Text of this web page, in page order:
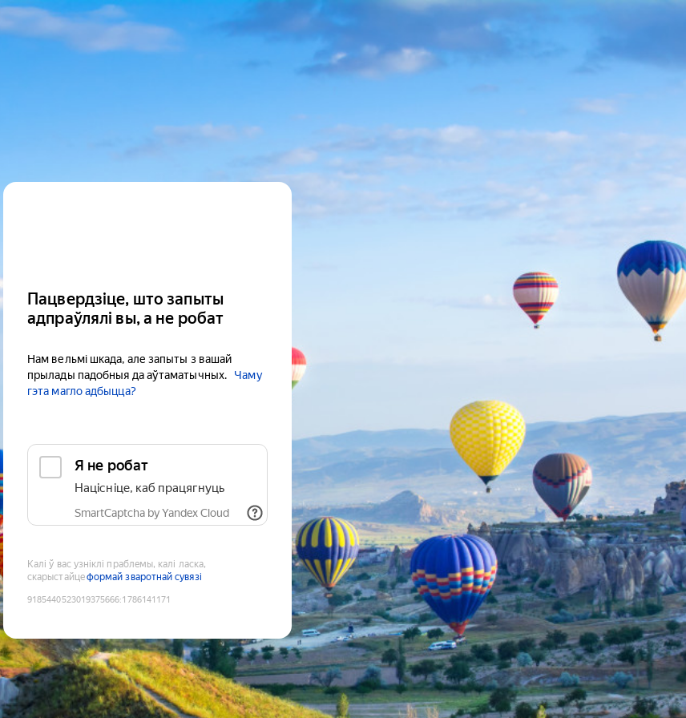
Пацвердзіце, што запыты
адпраўлялі вы, а не робат
Нам вельмі шкада, але запыты з вашай
прылады падобныя да аўтаматычных.
Чаму
гэта магло адбыцца?
Я не робат
Націсніце, каб працягнуць
SmartCaptcha by Yandex Cloud
Калі ў вас узніклі праблемы, калі ласка,
скарыстайцеформай зваротнай сувязі
9185440523019375666:1786141171